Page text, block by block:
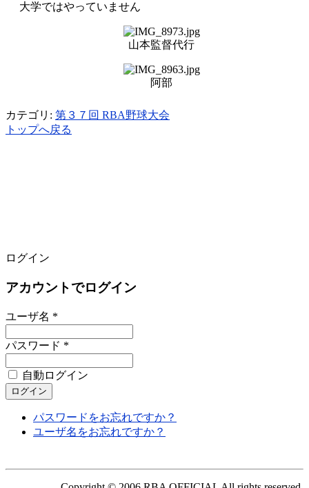
大学ではやっていません
山本監督代行
阿部
カテゴリ: 第３７回 RBA野球大会
トップへ戻る
ログイン
アカウントでログイン
ユーザ名 *
パスワード *
自動ログイン
パスワードをお忘れですか？
ユーザ名をお忘れですか？